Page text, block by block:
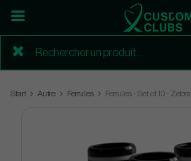
Start Autre Ferrules Ferrules - Set of 10 - Zebra